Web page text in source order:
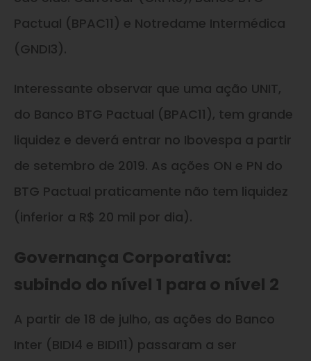
Pactual (BPAC11) e Notredame Intermédica
(GNDI3).
Interessante observar que uma ação UNIT,
do Banco BTG Pactual (BPAC11), tem grande
liquidez e deverá entrar no Ibovespa a partir
de setembro de 2019. As ações ON e PN do
BTG Pactual praticamente não tem liquidez
(inferior a R$ 20 mil por dia).
Governança Corporativa:
subindo do nível 1 para o nível 2
A partir de 18 de julho, as ações do Banco
Inter (BIDI4 e BIDI11) passaram a ser